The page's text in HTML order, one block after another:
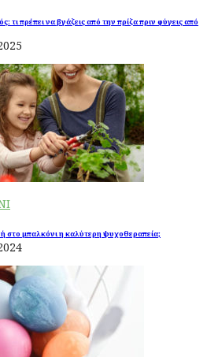
τι πρέπει να βγάζεις από την πρίζα πριν φύγεις από
στο μπαλκόνι η καλύτερη ψυχοθεραπεία;